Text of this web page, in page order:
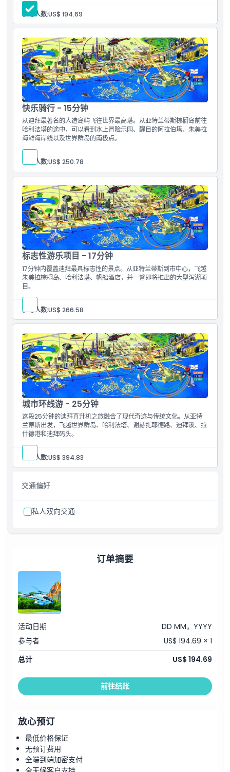
参与人数:US$ 194.69
快乐骑行 - 15分钟
从迪拜最著名的人造岛屿飞往世界最高塔。从亚特兰蒂斯棕榈岛前往
哈利法塔的途中，可以看到水上冒险乐园、醒目的阿拉伯塔、朱美拉
海滩海岸线以及世界群岛的南极点。
参与人数:US$ 250.78
标志性游乐项目 - 17分钟
17分钟内覆盖迪拜最具标志性的景点。从亚特兰蒂斯到市中心，飞越
朱美拉棕榈岛、哈利法塔、帆船酒店，并一瞥即将推出的大型泻湖项
目。
参与人数:US$ 266.58
城市环线游 - 25分钟
这段25分钟的迪拜直升机之旅融合了现代奇迹与传统文化。从亚特
兰蒂斯出发，飞越世界群岛、哈利法塔、谢赫扎耶德路、迪拜溪、拉
什德港和迪拜码头。
参与人数:US$ 394.83
交通偏好
私人双向交通
订单摘要
活动日期
DD MM，YYYY
参与者
US$ 194.69 × 1
总计
US$ 194.69
前往结账
放心预订
最低价格保证
无预订费用
全端到端加密支付